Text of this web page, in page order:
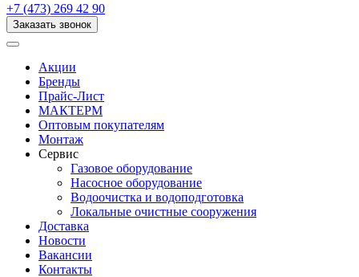
+7 (473) 269 42 90
Заказать звонок
Акции
Бренды
Прайс-Лист
МАКТЕРМ
Оптовым покупателям
Монтаж
Сервис
Газовое оборудование
Насосное оборудование
Водоочистка и водоподготовка
Локальные очистные сооружения
Доставка
Новости
Вакансии
Контакты